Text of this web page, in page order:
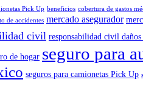
Pick Up beneficios cobertura de gastos
de accidentes mercado asegurador
civil responsabilidad civil daños
de hogar seguro para
seguros para camionetas Pick Up